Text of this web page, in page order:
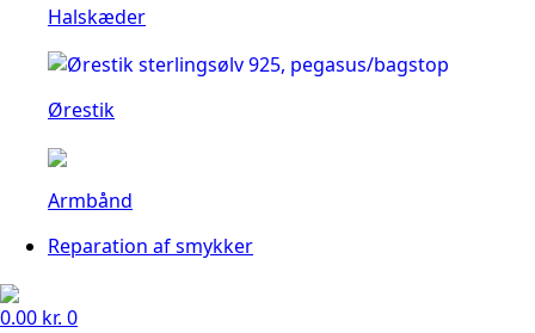
Halskæder
Ørestik
Armbånd
Reparation af smykker
0.00 kr. 0